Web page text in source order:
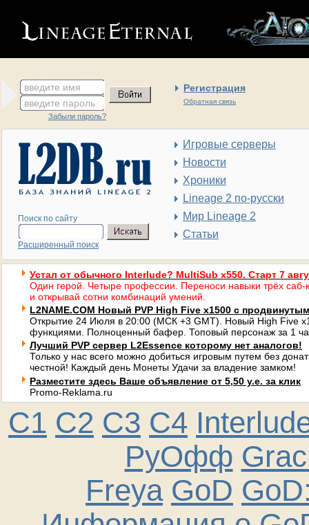
введите имя Регистрация
Обратная связь
введите пароль
Забыли пароль?
Поиск по сайту
Расширенный поиск
Игровые серверы
Новости
Хроники
Lineage 2 по-русски
Мир Lineage 2
Статьи
Устал от обычного Interlude? MultiSub x550. Старт 7
Один герой. Четыре профессии. Переноси навыки трёх саб-
и открывай сотни комбинаций умений.
L2NAME.COM Новый PVP High Five x1500 с
Открытие 24 Июля в 20:00 (МСК +3 GMT). Новый High Five
функциями. Полноценный бафер. Топовый персонаж за 1
Лучший PVP сервер L2Essence которому нет аналогов!
Только у нас всего можно добиться игровым путем без
честной! Каждый день Монеты Удачи за владение замком!
Разместите здесь Ваше объявление от 5,50 у.е. за клик
Promo-Reklama.ru
C1 C2 C3 C4
РуОфф
Freya GoD